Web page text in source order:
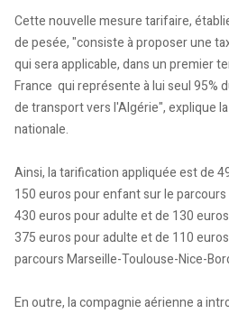
Cette nouvelle mesure tarifaire,
de pesée, "consiste à proposer une
qui sera applicable, dans un premier
France qui représente à lui seul 95%
de transport vers l'Algérie", explique
nationale.
Ainsi, la tarification appliquée est de
150 euros pour enfant sur le
430 euros pour adulte et de 130
375 euros pour adulte et de 110
parcours Marseille-Toulouse-Nice-
En outre, la compagnie aérienne a